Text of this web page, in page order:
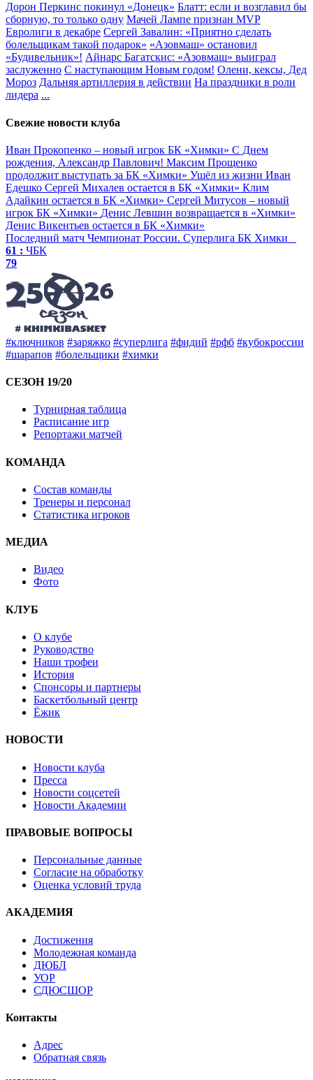
Дорон Перкинс покинул «Донецк» Блатт: если и возглавил бы
сборную, то только одну Мачей Лампе признан MVP
Евролиги в декабре Сергей Завалин: «Приятно сделать
болельщикам такой подарок» «Азовмаш» остановил
«Будивельник»! Айнарс Багатскис: «Азовмаш» выиграл
заслуженно С наступающим Новым годом! Олени, кексы, Дед
Мороз Дальняя артиллерия в действии На праздники в роли
лидера ...
Свежие новости клуба
Иван Прокопенко – новый игрок БК «Химки» С Днем
рождения, Александр Павлович! Максим Прощенко
продолжит выступать за БК «Химки» Ушёл из жизни Иван
Едешко Сергей Михалев остается в БК «Химки» Клим
Адайкин остается в БК «Химки» Сергей Митусов – новый
игрок БК «Химки» Денис Левшин возвращается в «Химки»
Денис Викентьев остается в БК «Химки»
Последний матч Чемпионат России. Суперлига БК Химки
61 : ЧБК
79
#ключников #заряжко #суперлига #фидий #рфб #кубокроссии
#шарапов #болельщики #химки
СЕЗОН 19/20
Турнирная таблица
Расписание игр
Репортажи матчей
КОМАНДА
Состав команды
Тренеры и персонал
Статистика игроков
МЕДИА
Видео
Фото
КЛУБ
О клубе
Руководство
Наши трофеи
История
Спонсоры и партнеры
Баскетбольный центр
Ёжик
НОВОСТИ
Новости клуба
Пресса
Новости соцсетей
Новости Академии
ПРАВОВЫЕ ВОПРОСЫ
Персональные данные
Согласие на обработку
Оценка условий труда
АКАДЕМИЯ
Достижения
Молодежная команда
ДЮБЛ
УОР
СДЮСШОР
Контакты
Адрес
Обратная связь